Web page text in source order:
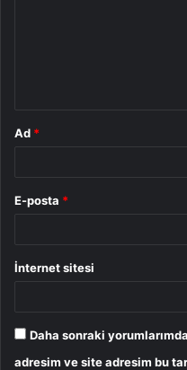
Ad *
E-posta *
İnternet sitesi
Daha sonraki
adresim ve site adresim bu